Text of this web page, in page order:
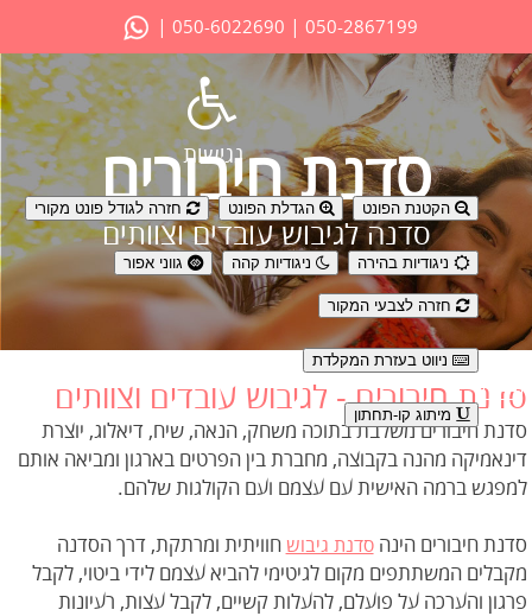
050-2867199
|
050-6022690
|
נגישות
הקטנת הפונט הגדלת הפונט חזרה לגודל פונט מקורי
ניגודיות בהירה ניגודיות קהה גווני אפור
חזרה לצבעי המקור
ניווט בעזרת המקלדת
מיתוג קו-תחתון
סדנת חיבורים
סדנה לגיבוש עובדים וצוותים
סדנת חיבורים - לגיבוש עובדים וצוותים
סדנת חיבורים משלבת בתוכה משחק, הנאה, שיח, דיאלוג, יוצרת
דינאמיקה מהנה בקבוצה, מחברת בין הפרטים בארגון ומביאה אותם
למפגש ברמה האישית עם עצמם ועם הקולגות שלהם.
סדנת חיבורים הינהסדנת גיבוש חוויתית ומרתקת, דרך הסדנה
מקבלים המשתתפים מקום לגיטימי להביא עצמם לידי ביטוי, לקבל
פרגון והערכה על פועלם, להעלות קשיים, לקבל עצות, רעיונות